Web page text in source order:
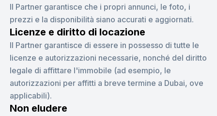
Il Partner garantisce che i propri annunci, le foto, i
prezzi e la disponibilità siano accurati e aggiornati.
Licenze e diritto di locazione
Il Partner garantisce di essere in possesso di tutte le
licenze e autorizzazioni necessarie, nonché del diritto
legale di affittare l'immobile (ad esempio, le
autorizzazioni per affitti a breve termine a Dubai, ove
applicabili).
Non eludere